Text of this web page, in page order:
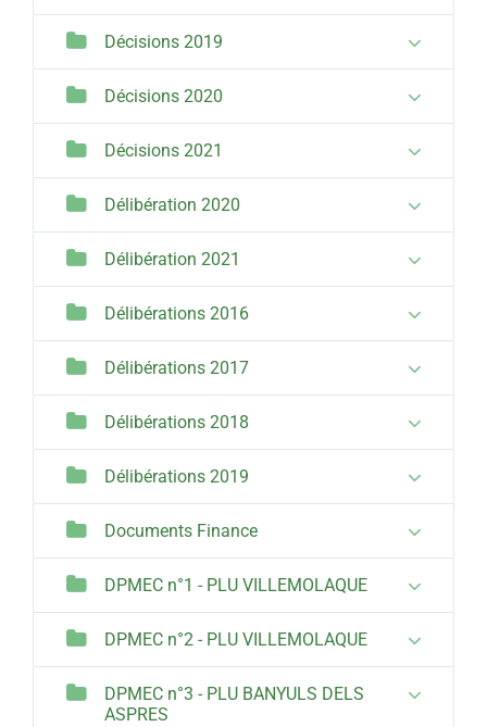
Décisions 2019
Décisions 2020
Décisions 2021
Délibération 2020
Délibération 2021
Délibérations 2016
Délibérations 2017
Délibérations 2018
Délibérations 2019
Documents Finance
DPMEC n°1 - PLU VILLEMOLAQUE
DPMEC n°2 - PLU VILLEMOLAQUE
DPMEC n°3 - PLU BANYULS DELS
ASPRES